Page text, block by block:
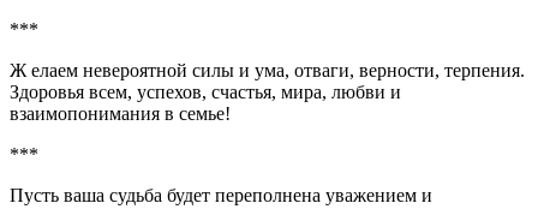
***
Ж елаем невероятной силы и ума, отваги, верности, терпения.
Здоровья всем, успехов, счастья, мира, любви и
взаимопонимания в семье!
***
Пусть ваша судьба будет переполнена уважением и